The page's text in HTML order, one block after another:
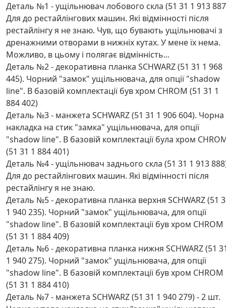
Деталь №1 - ущільнювач лобового скла (51 31 1 913
Для до рестайлінгових машин. Які відмінності після
рестайлінгу я не знаю. Чув, що бувають ущільнювачі з
дренажними отворами в нижніх кутах. У мене їх нема.
Можливо, в цьому і полягає відмінність...
Деталь №2 - декоративна планка SCHWARZ (51 31 1 968
445). Чорний "замок" ущільнювача, для опції "shadow
line". В базовій комплектації був хром CHROM (51 31 1
884 402)
Деталь №3 - манжета SCHWARZ (51 31 1 906 604). Чорна
накладка на стик "замка" ущільнювача, для опції
"shadow line". В базовій комплектації була хром
(51 31 1 884 401)
Деталь №4 - ущільнювач заднього скла (51 31 1 913
Для до рестайлінгових машин. Які відмінності після
рестайлінгу я не знаю.
Деталь №5 - декоративна планка верхня SCHWARZ (51
1 940 235). Чорний "замок" ущільнювача, для опції
"shadow line". В базовій комплектації був хром CHROM
(51 31 1 884 409)
Деталь №6 - декоративна планка нижня SCHWARZ (51
1 940 275). Чорний "замок" ущільнювача, для опції
"shadow line". В базовій комплектації був хром CHROM
(51 31 1 884 410)
Деталь №7 - манжета SCHWARZ (51 31 1 940 279) - 2 шт.